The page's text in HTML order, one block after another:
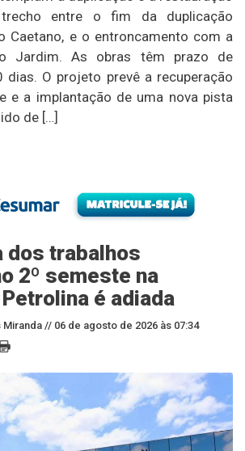
entre o fim da duplicação
Caetano, e o entroncamento com a
Jardim. As obras têm prazo de
dias. O projeto prevê a recuperação
e a implantação de uma nova pista
de […]
dos trabalhos
2º semeste na
é adiada
Miranda // 06 de agosto de 2026 às 07:34